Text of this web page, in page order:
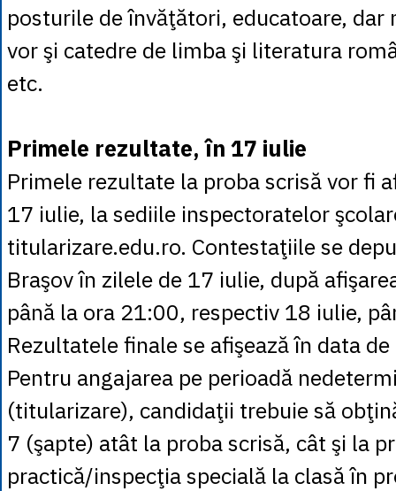
posturile de învăţători, educatoare,
vor şi catedre de limba şi literatura
etc.
Primele rezultate, în 17 iulie
Primele rezultate la proba scrisă vor fi
17 iulie, la sediile inspectoratelor
titularizare.edu.ro. Contestaţiile se
Braşov în zilele de 17 iulie, după
până la ora 21:00, respectiv 18 iulie,
Rezultatele finale se afişează în data
Pentru angajarea pe perioadă
(titularizare), candidaţii trebuie să
7 (şapte) atât la proba scrisă, cât şi la
practică/inspecţia specială la clasă în